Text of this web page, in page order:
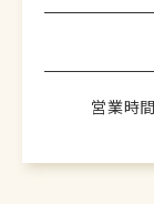
営業時